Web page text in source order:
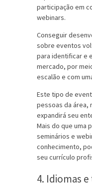
participação em
webinars.
Conseguir
sobre eventos
para identificar e
mercado, por
escalão e com
Este tipo de
pessoas da área,
expandirá seu
Mais do que uma
seminários e
conhecimento,
seu currículo
4. Idiomas